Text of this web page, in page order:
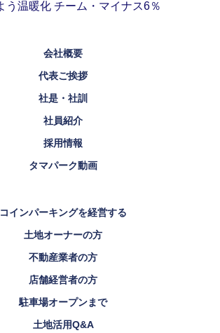
会社概要
代表ご挨拶
社是・社訓
社員紹介
採用情報
タマパーク動画
コインパーキングを経営する
土地オーナーの方
不動産業者の方
店舗経営者の方
駐車場オープンまで
土地活用Q&A